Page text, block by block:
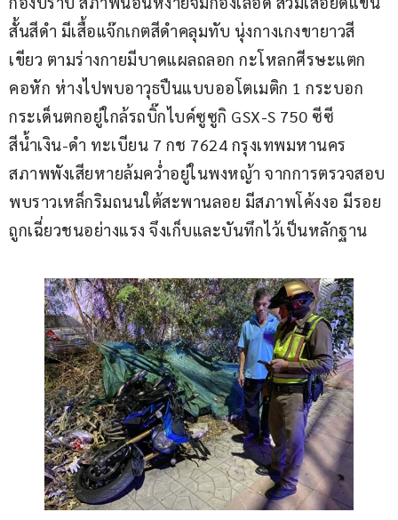
สั้นสีดำ มีเสื้อแจ๊กเกตสีดำคลุมทับ นุ่งกางเกงขายาวสี
เขียว ตามร่างกายมีบาดแผลถลอก กะโหลกศีรษะแตก
คอหัก ห่างไปพบอาวุธปืนแบบออโตเมติก 1 กระบอก
กระเด็นตกอยู่ใกล้รถบิ๊กไบค์ซูซูกิ GSX-S 750 ซีซี
สีน้ำเงิน-ดำ ทะเบียน 7 กช 7624 กรุงเทพมหานคร
สภาพพังเสียหายล้มคว่ำอยู่ในพงหญ้า จากการตรวจสอบ
พบราวเหล็กริมถนนใต้สะพานลอย มีสภาพโค้งงอ มีรอย
ถูกเฉี่ยวชนอย่างแรง จึงเก็บและบันทึกไว้เป็นหลักฐาน